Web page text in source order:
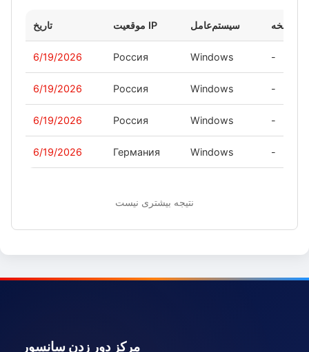
تاریخ موقعیت IP سیستم‌عامل نسخه
6/19/2026 Россия Windows -
6/19/2026 Россия Windows -
6/19/2026 Россия Windows -
6/19/2026 Германия Windows -
نتیجه بیشتری نیست
مرکز دور زدن سانسور